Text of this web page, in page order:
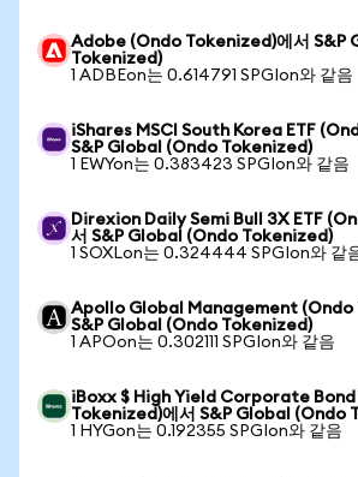
Adobe (Ondo Tokenized)에서 S&P
Tokenized)
1 ADBEon는 0.614791 SPGIon와 같음
iShares MSCI South Korea ETF
S&P Global (Ondo Tokenized)
1 EWYon는 0.383423 SPGIon와 같음
Direxion Daily Semi Bull 3X ETF
서 S&P Global (Ondo Tokenized)
1 SOXLon는 0.324444 SPGIon와 같
Apollo Global Management (Ondo
S&P Global (Ondo Tokenized)
1 APOon는 0.302111 SPGIon와 같음
iBoxx $ High Yield Corporate Bond
Tokenized)에서 S&P Global (Ondo
1 HYGon는 0.192355 SPGIon와 같음